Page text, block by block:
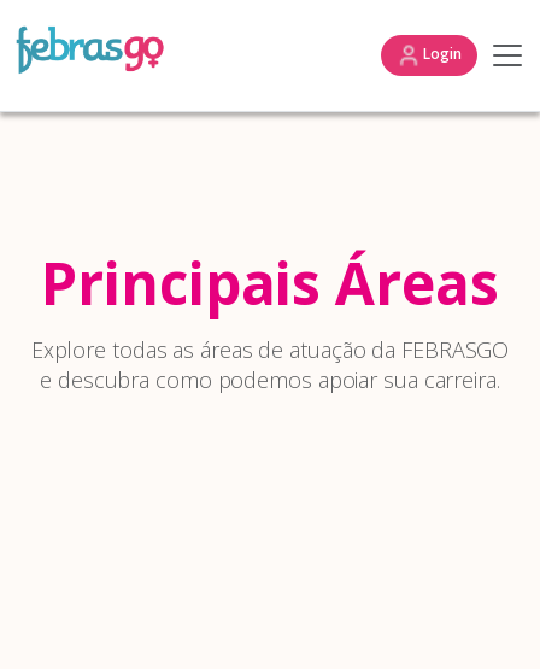
Login
Principais Áreas
Explore todas as áreas de atuação da FEBRASGO
e descubra como podemos apoiar sua carreira.